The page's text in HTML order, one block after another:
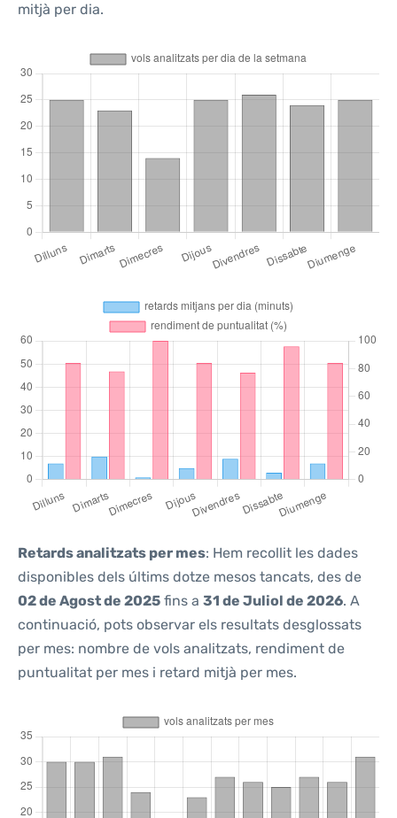
mitjà per dia.
Retards analitzats per mes: Hem recollit les dades
disponibles dels últims dotze mesos tancats, des de
02 de Agost de 2025 fins a 31 de Juliol de 2026. A
continuació, pots observar els resultats desglossats
per mes: nombre de vols analitzats, rendiment de
puntualitat per mes i retard mitjà per mes.